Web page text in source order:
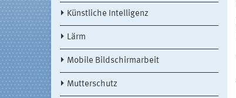
Künstliche Intelligenz
Lärm
Mobile Bildschirmarbeit
Mutterschutz